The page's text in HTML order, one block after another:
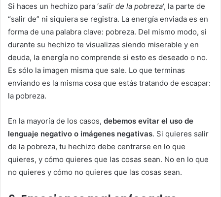
Si haces un hechizo para ‘salir de la pobreza‘, la parte de
“salir de” ni siquiera se registra. La energía enviada es en
forma de una palabra clave: pobreza. Del mismo modo, si
durante su hechizo te visualizas siendo miserable y en
deuda, la energía no comprende si esto es deseado o no.
Es sólo la imagen misma que sale. Lo que terminas
enviando es la misma cosa que estás tratando de escapar:
la pobreza.
En la mayoría de los casos, debemos evitar el uso de
lenguaje negativo o imágenes negativas. Si quieres salir
de la pobreza, tu hechizo debe centrarse en lo que
quieres, y cómo quieres que las cosas sean. No en lo que
no quieres y cómo no quieres que las cosas sean.